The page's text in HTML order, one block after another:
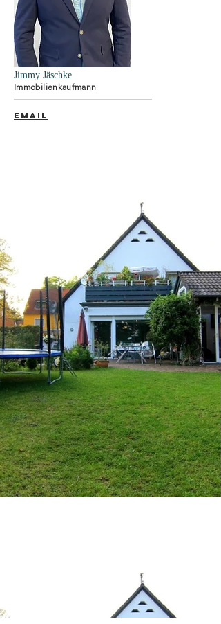
Jimmy Jäschke
Immobilienkaufmann
EMAIL